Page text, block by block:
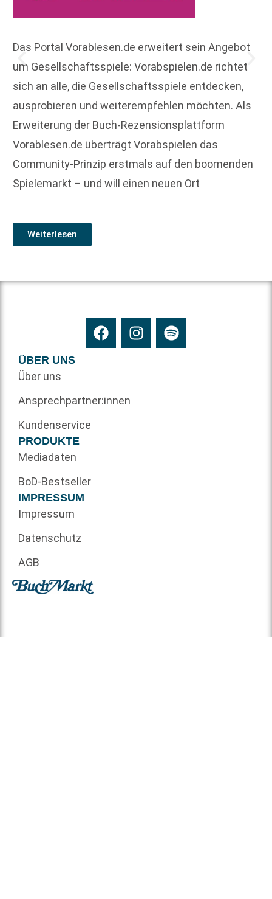
Das Portal Vorablesen.de erweitert sein Angebot
um Gesellschaftsspiele: Vorabspielen.de richtet
sich an alle, die Gesellschaftsspiele entdecken,
ausprobieren und weiterempfehlen möchten. Als
Erweiterung der Buch-Rezensionsplattform
Vorablesen.de überträgt Vorabspielen das
Community-Prinzip erstmals auf den boomenden
Spielemarkt – und will einen neuen Ort
Weiterlesen
ÜBER UNS
Über uns
Ansprechpartner:innen
Kundenservice
PRODUKTE
Mediadaten
BoD-Bestseller
IMPRESSUM
Impressum
Datenschutz
AGB